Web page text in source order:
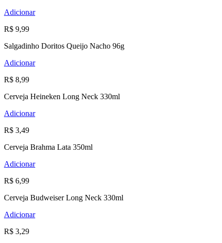
Adicionar
R$ 9,99
Salgadinho Doritos Queijo Nacho 96g
Adicionar
R$ 8,99
Cerveja Heineken Long Neck 330ml
Adicionar
R$ 3,49
Cerveja Brahma Lata 350ml
Adicionar
R$ 6,99
Cerveja Budweiser Long Neck 330ml
Adicionar
R$ 3,29